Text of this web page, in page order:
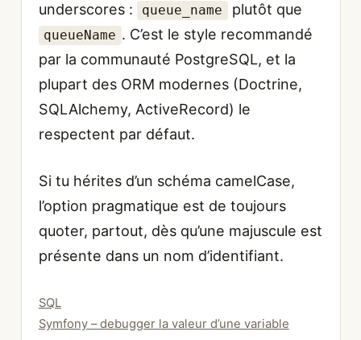
underscores :
queue_name plutôt que
queueName . C’est le style recommandé
par la communauté PostgreSQL, et la
plupart des ORM modernes (Doctrine,
SQLAlchemy, ActiveRecord) le
respectent par défaut.
Si tu hérites d’un schéma camelCase,
l’option pragmatique est de toujours
quoter, partout, dès qu’une majuscule est
présente dans un nom d’identifiant.
Catégories
SQL
Symfony – debugger la valeur d’une variable